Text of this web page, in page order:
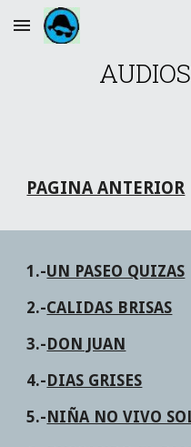
Skip to main content
PAGINA ANTERIOR
1.-UN PASEO QUIZAS
2.-CALIDAS BRISAS
3.- DON JUAN
4.- DIAS GRISES
5.- NIÑA NO VIVO